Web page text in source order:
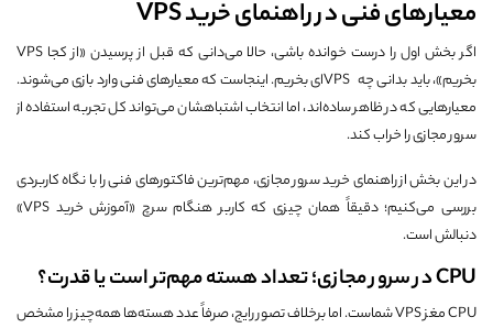
معیارهای فنی در راهنمای خرید VPS
اگر بخش اول را درست خوانده باشی، حالا می‌دانی که قبل از پرسیدن «از کجا VPS
بخریم»، باید بدانی چه VPSای بخریم. اینجاست که معیارهای فنی وارد بازی می‌شوند.
معیارهایی که در ظاهر ساده‌اند، اما انتخاب اشتباهشان می‌تواند کل تجربه استفاده از
سرور مجازی را خراب کند.
در این بخش از راهنمای خرید سرور مجازی، مهم‌ترین فاکتورهای فنی را با نگاه کاربردی
بررسی می‌کنیم؛ دقیقاً همان چیزی که کاربر هنگام سرچ «آموزش خرید VPS»
دنبالش است.
CPU در سرور مجازی؛ تعداد هسته مهم‌تر است یا قدرت؟
CPU مغز VPS شماست. اما برخلاف تصور رایج، صرفاً عدد هسته‌ها همه‌چیز را مشخص